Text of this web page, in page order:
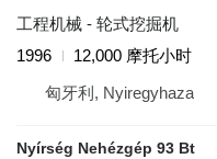
工程机械 - 轮式挖掘机
1996
12,000 摩托小时
匈牙利, Nyiregyhaza
Nyírség Nehézgép 93 Bt